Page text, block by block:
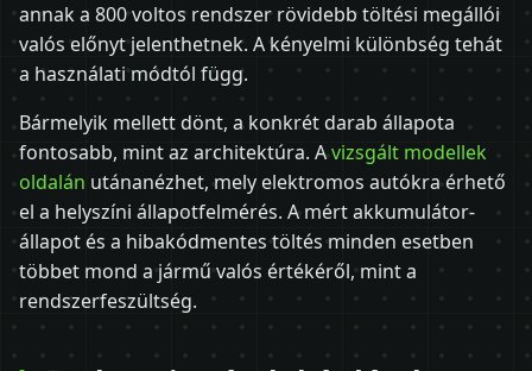
annak a 800 voltos rendszer rövidebb töltési megállói
valós előnyt jelenthetnek. A kényelmi különbség tehát
a használati módtól függ.
Bármelyik mellett dönt, a konkrét darab állapota
fontosabb, mint az architektúra. Avizsgált modellek
oldalán utánanézhet, mely elektromos autókra érhető
el a helyszíni állapotfelmérés. A mért akkumulátor-
állapot és a hibakódmentes töltés minden esetben
többet mond a jármű valós értékéről, mint a
rendszerfeszültség.